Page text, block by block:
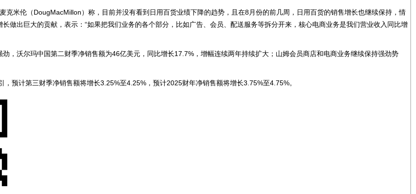
克米伦（DougMacMillon）称，目前并没有看到日用百货业绩下降的趋势，且在8月份的前几周，日用百货的销售增长也继续保持，情
做出巨大的贡献，表示：“如果把我们业务的各个部分，比如广告、会员、配送服务等拆分开来，核心电商业务是我们营业收入同比增
，沃尔玛中国第二财季净销售额为46亿美元，同比增长17.7%，增幅连续两年持续扩大；山姆会员商店和电商业务继续保持强劲势
预计第三财季净销售额将增长3.25%至4.25%，预计2025财年净销售额将增长3.75%至4.75%。